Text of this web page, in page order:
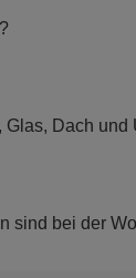
Dach und
sind bei der